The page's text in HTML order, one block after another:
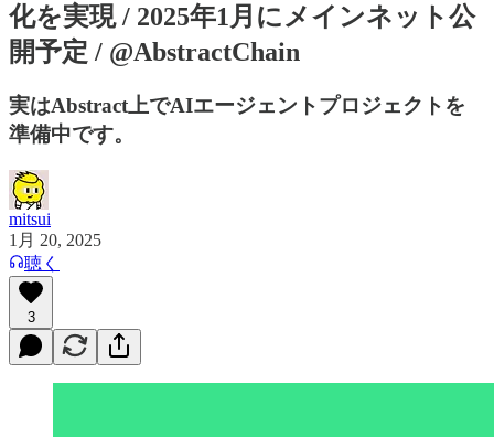
化を実現 / 2025年1月にメインネット公
開予定 / @AbstractChain
実はAbstract上でAIエージェントプロジェクトを
準備中です。
mitsui
1月 20, 2025
聴く
3